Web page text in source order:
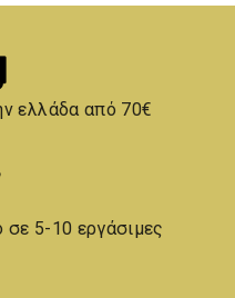
ελλάδα από 70€
5-10 εργάσιμες